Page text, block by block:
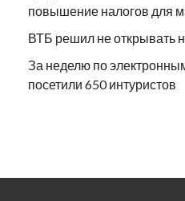
повышение налогов для
ВТБ решил не открывать
За неделю по
посетили 650 интуристов